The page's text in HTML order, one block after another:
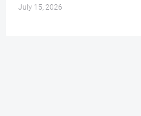
July 15, 2026